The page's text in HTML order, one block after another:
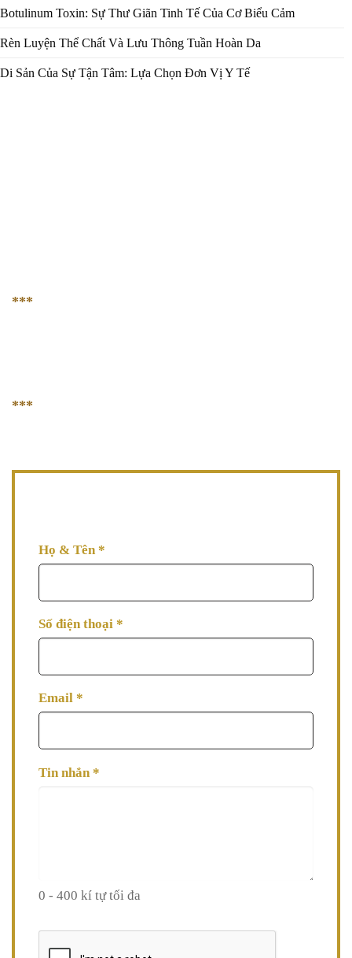
Botulinum Toxin: Sự Thư Giãn Tinh Tế Của Cơ Biểu Cảm
Rèn Luyện Thể Chất Và Lưu Thông Tuần Hoàn Da
Di Sản Của Sự Tận Tâm: Lựa Chọn Đơn Vị Y Tế
***
***
Họ & Tên *
Số điện thoại *
Email *
Tin nhắn*
0 - 400 kí tự tối đa